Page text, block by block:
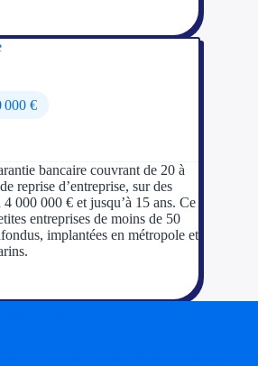
000 €
bancaire couvrant de 20 à
reprise d’entreprise, sur des
000 000 € et jusqu’à 15 ans. Ce
entreprises de moins de 50
implantées en métropole et